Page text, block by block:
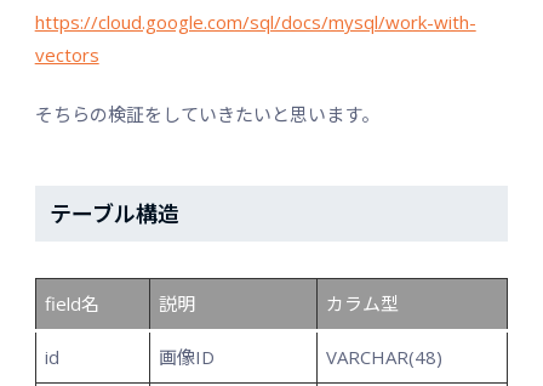
https://cloud.google.com/sql/docs/mysql/work-with-
vectors
そちらの検証をしていきたいと思います。
テーブル構造
field名 説明 カラム型
id 画像ID VARCHAR(48)